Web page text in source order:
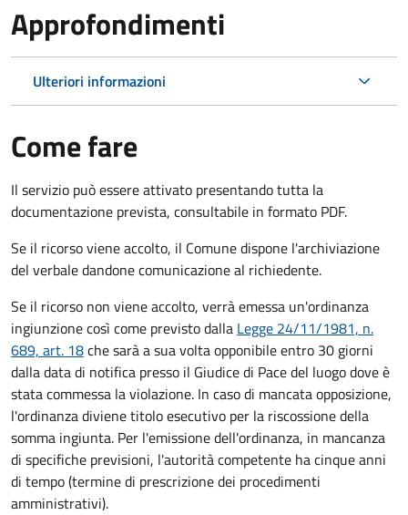
Approfondimenti
Ulteriori informazioni
Come fare
Il servizio può essere attivato presentando tutta la
documentazione prevista, consultabile in formato PDF.
Se il ricorso viene accolto, il Comune dispone l'archiviazione
del verbale dandone comunicazione al richiedente.
Se il ricorso non viene accolto, verrà emessa un'ordinanza
ingiunzione così come previsto dalla Legge 24/11/1981, n.
689, art. 18che sarà a sua volta opponibile entro 30 giorni
dalla data di notifica presso il Giudice di Pace del luogo dove è
stata commessa la violazione. In caso di mancata opposizione,
l'ordinanza diviene titolo esecutivo per la riscossione della
somma ingiunta. Per l'emissione dell'ordinanza, in mancanza
di specifiche previsioni, l'autorità competente ha cinque anni
di tempo (termine di prescrizione dei procedimenti
amministrativi).